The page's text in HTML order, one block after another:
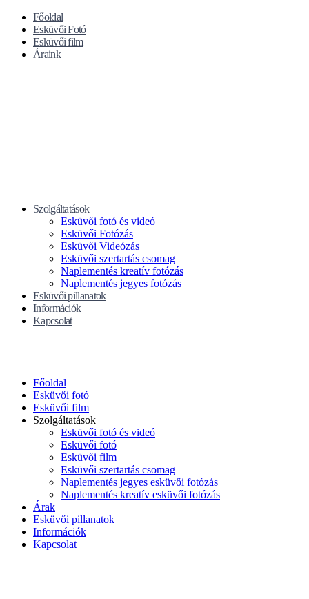
Főoldal
Esküvői Fotó
Esküvői film
Áraink
Szolgáltatások
Esküvői fotó és videó
Esküvői Fotózás
Esküvői Videózás
Esküvői szertartás csomag
Naplementés kreatív fotózás
Naplementés jegyes fotózás
Esküvői pillanatok
Információk
Kapcsolat
Főoldal
Esküvői fotó
Esküvői film
Szolgáltatások
Esküvői fotó és videó
Esküvői fotó
Esküvői film
Esküvői szertartás csomag
Naplementés jegyes esküvői fotózás
Naplementés kreatív esküvői fotózás
Árak
Esküvői pillanatok
Információk
Kapcsolat